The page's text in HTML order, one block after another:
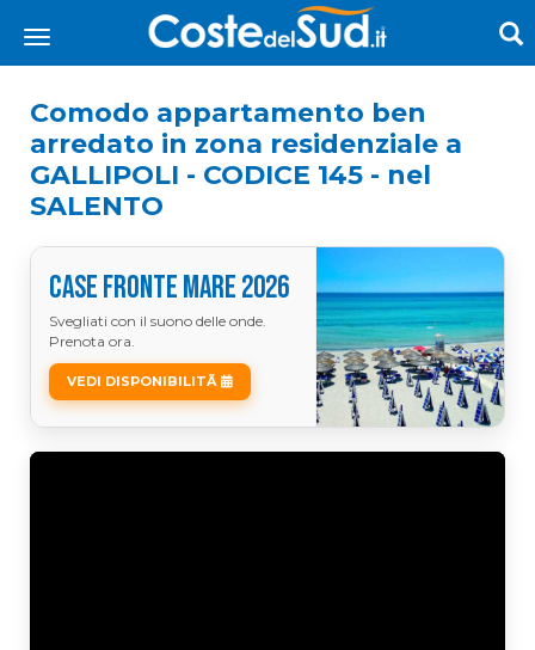
Comodo appartamento ben
arredato in zona residenziale a
GALLIPOLI - CODICE 145 - nel
SALENTO
CASE FRONTE MARE 2026
Svegliati con il suono delle onde.
Prenota ora.
VEDI DISPONIBILITÃ